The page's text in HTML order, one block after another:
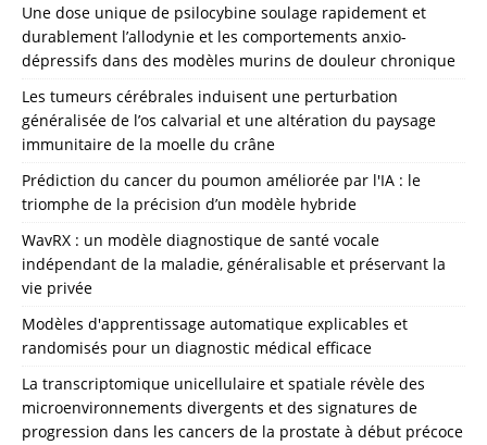
Une dose unique de psilocybine soulage rapidement et
durablement l’allodynie et les comportements anxio-
dépressifs dans des modèles murins de douleur chronique
Les tumeurs cérébrales induisent une perturbation
généralisée de l’os calvarial et une altération du paysage
immunitaire de la moelle du crâne
Prédiction du cancer du poumon améliorée par l'IA : le
triomphe de la précision d’un modèle hybride
WavRX : un modèle diagnostique de santé vocale
indépendant de la maladie, généralisable et préservant la
vie privée
Modèles d'apprentissage automatique explicables et
randomisés pour un diagnostic médical efficace
La transcriptomique unicellulaire et spatiale révèle des
microenvironnements divergents et des signatures de
progression dans les cancers de la prostate à début précoce